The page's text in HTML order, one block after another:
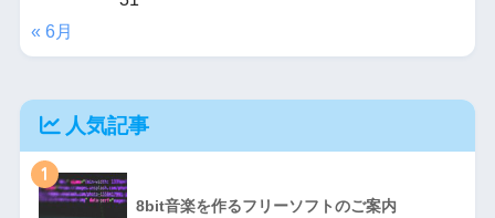
« 6月
人気記事
1
8bit音楽を作るフリーソフトのご案内